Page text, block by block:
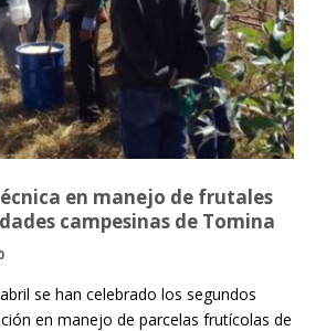
en manejo de frutales
campesinas de Tomina
se han celebrado los segundos
en manejo de parcelas frutícolas de